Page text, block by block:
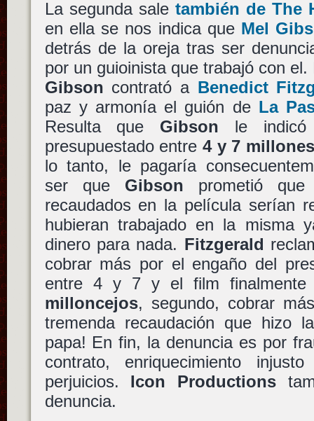
La segunda sale también de The
en ella se nos indica que Mel
detrás de la oreja tras ser
por un guioinista que trabajó con
Gibson contrató a Benedict
paz y armonía el guión de La
Resulta que Gibson le indicó
presupuestado entre 4 y 7
lo tanto, le pagaría
ser que Gibson prometió que
recaudados en la película serían
hubieran trabajado en la misma
dinero para nada. Fitzgerald
cobrar más por el engaño del
entre 4 y 7 y el film
milloncejos, segundo, cobrar
tremenda recaudación que hizo
papa! En fin, la denuncia es por
contrato, enriquecimiento
perjuicios. Icon Productions
denuncia.